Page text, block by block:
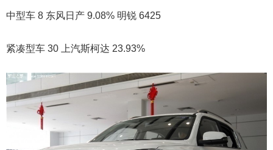
中型车 8 东风日产 9.08% 明锐 6425
紧凑型车 30 上汽斯柯达 23.93%